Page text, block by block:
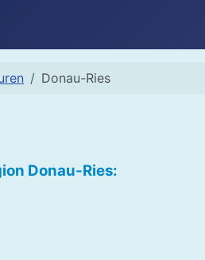
Donau-Ries
Donau-Ries: